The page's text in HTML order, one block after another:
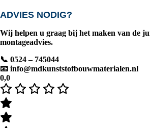
ADVIES NODIG?
Wij helpen u graag bij het maken van de
montageadvies.
📞 0524 – 745044
📧 info@mdkunststofbouwmaterialen.nl
0,0